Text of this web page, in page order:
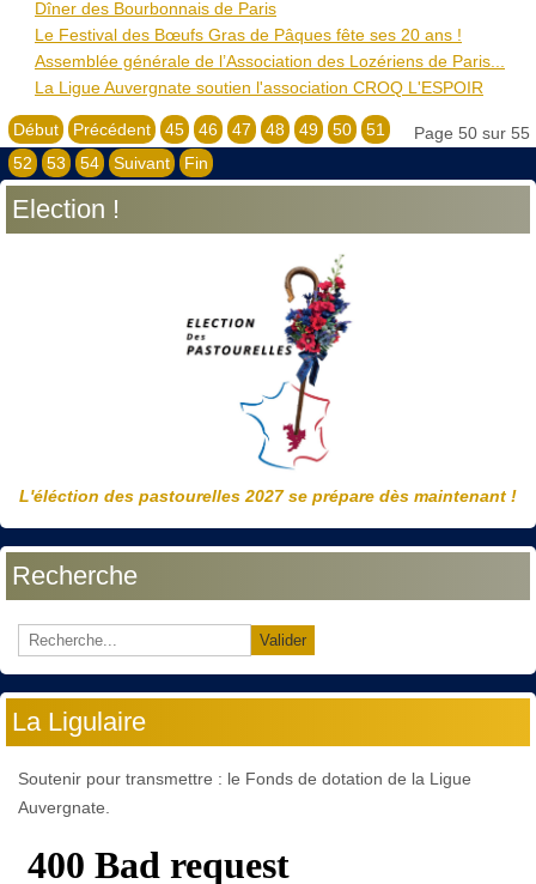
Dîner des Bourbonnais de Paris
Le Festival des Bœufs Gras de Pâques fête ses 20 ans !
Assemblée générale de l’Association des Lozériens de Paris...
La Ligue Auvergnate soutien l'association CROQ L'ESPOIR
Page 50 sur 55
Début Précédent 45 46 47 48 49 50
51
52
53 54 Suivant Fin
Election !
L'éléction des pastourelles 2027 se prépare dès maintenant !
Recherche
Valider
La Ligulaire
Soutenir pour transmettre : le Fonds de dotation de la Ligue
Auvergnate.